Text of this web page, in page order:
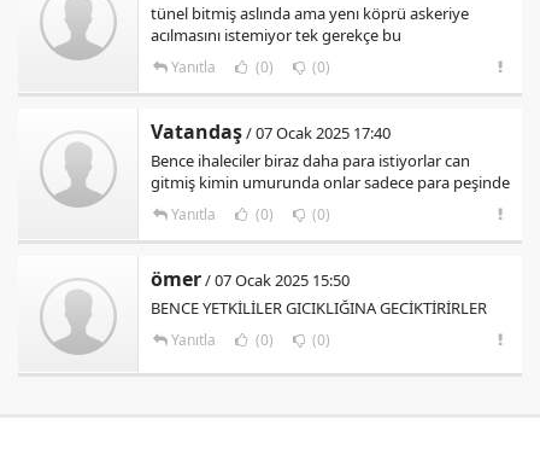
tünel bitmiş aslında ama yenı köprü askeriye
acılmasını istemiyor tek gerekçe bu
Yanıtla (0) (0)
Vatandaş/ 07 Ocak 2025 17:40
Bence ihaleciler biraz daha para istiyorlar can
gitmiş kimin umurunda onlar sadece para peşinde
Yanıtla (0) (0)
ömer/ 07 Ocak 2025 15:50
BENCE YETKİLİLER GICIKLIĞINA GECİKTİRİRLER
Yanıtla (0) (0)